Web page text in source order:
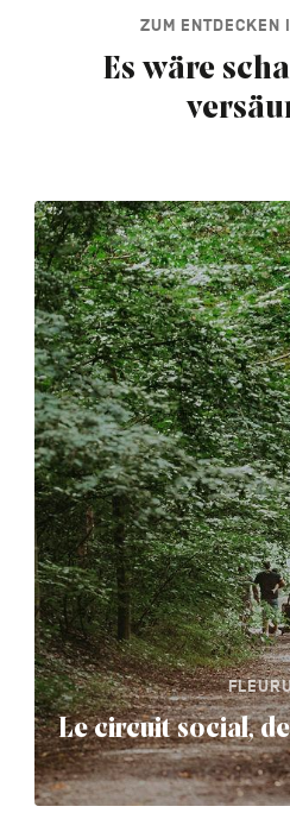
ZUM ENTDECKEN
Es wäre
Le circuit social,